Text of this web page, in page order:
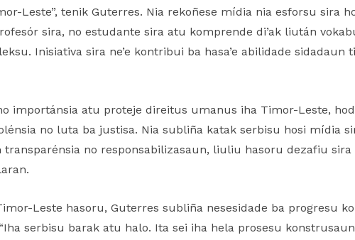
Leste”, tenik Guterres. Nia rekoñese mídia nia esforsu sira
sira, no estudante sira atu komprende di’ak liután
Inisiativa sira ne’e kontribui ba hasa’e abilidade sidadaun
importánsia atu proteje direitus umanus iha Timor-Leste,
no luta ba justisa. Nia subliña katak serbisu hosi mídia
no responsabilizasaun, liuliu hasoru dezafiu sira
Leste hasoru, Guterres subliña nesesidade ba progresu
serbisu barak atu halo. Ita sei iha hela prosesu